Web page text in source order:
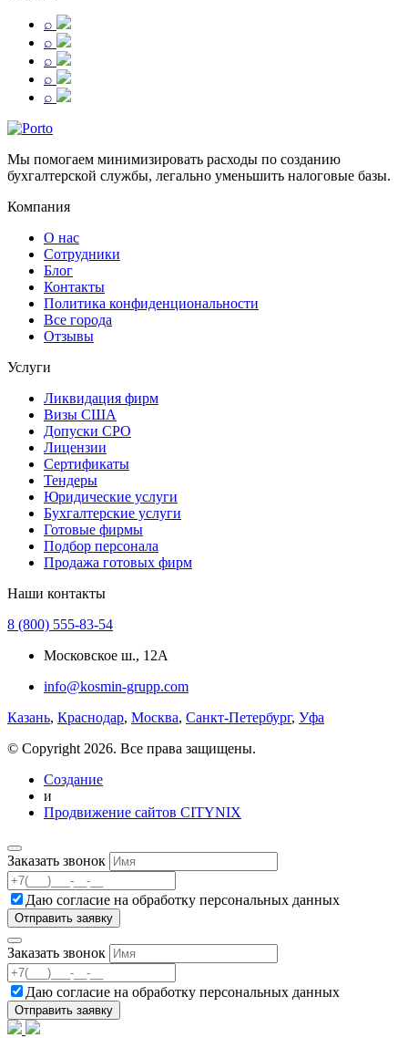
⌕
⌕
⌕
⌕
⌕
Мы помогаем минимизировать расходы по созданию
бухгалтерской службы, легально уменьшить налоговые базы.
Компания
О нас
Сотрудники
Блог
Контакты
Политика конфиденциональности
Все города
Отзывы
Услуги
Ликвидация фирм
Визы США
Допуски СРО
Лицензии
Сертификаты
Тендеры
Юридические услуги
Бухгалтерские услуги
Готовые фирмы
Подбор персонала
Продажа готовых фирм
Наши контакты
8 (800) 555-83-54
Московское ш., 12А
info@kosmin-grupp.com
Казань, Краснодар, Москва, Санкт-Петербург, Уфа
© Copyright 2026. Все права защищены.
Создание
и
Продвижение сайтов CITYNIX
Заказать звонок
Даю согласие на обработку персональных данных
Заказать звонок
Даю согласие на обработку персональных данных